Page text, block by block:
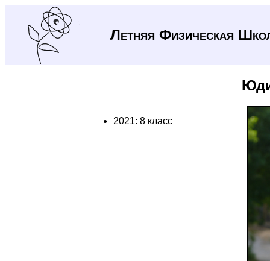
Летняя Физическая
2021: 8 класс